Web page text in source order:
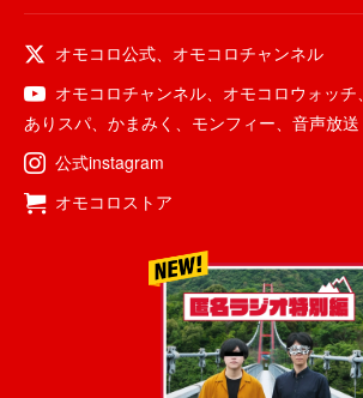
オモコロ公式、 オモコロチャンネル
オモコロチャンネル、 オモコロウォッチ、
ありスパ、 かまみく 、 モンフィー、 音声放送
公式instagram
オモコロストア